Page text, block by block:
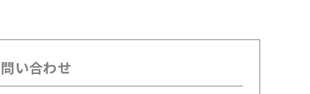
い合わせ